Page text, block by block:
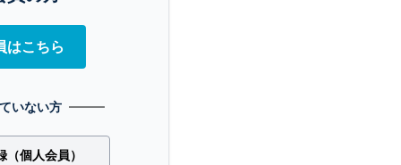
はこちら
いない方
個人会員）